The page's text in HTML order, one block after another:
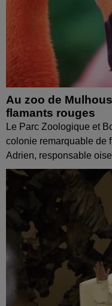
Au zoo de
flamants rouges
Le Parc Zoologique et
colonie remarquable de
Adrien, responsable